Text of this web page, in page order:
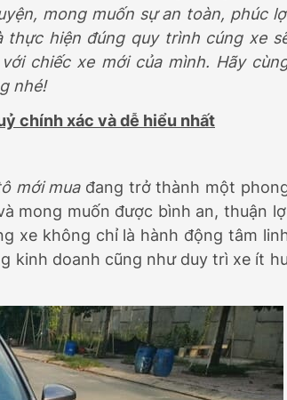
mong muốn sự an toàn, phúc
thực hiện đúng quy trình cúng xe
chiếc xe mới của mình. Hãy
nhé!
chính xác và dễ hiểu nhất
mới muađang trở thành một
mong muốn được bình an, thuận
xe không chỉ là hành động tâm
kinh doanh cũng như duy trì xe ít